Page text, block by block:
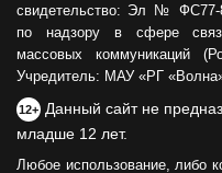
свидетельство: Эл № ФС77-
по надзору в сфере
массовых коммуникаций
Учредитель: МАУ «РГ
12+ Данный сайт не
младше 12 лет.
Любое использование, либо